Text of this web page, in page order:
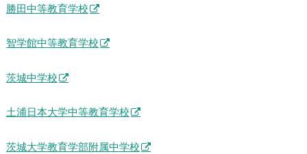
勝田中等教育学校
智学館中等教育学校
茨城中学校
土浦日本大学中等教育学校
茨城大学教育学部附属中学校